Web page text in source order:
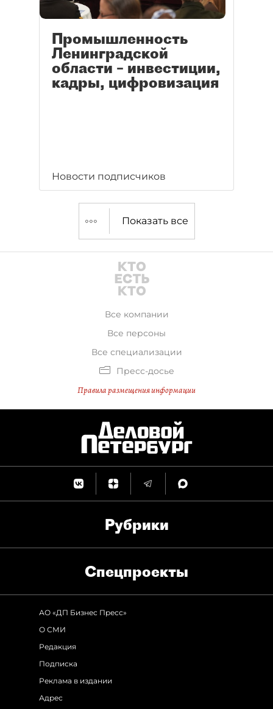
Промышленность
Ленинградской
области – инвестиции,
кадры, цифровизация
Новости подписчиков
Показать все
Все компании
Все персоны
Все специализации
Пресс-досье
Правила размещения информации
Рубрики
Спец­проекты
АО «ДП Бизнес Пресс»
О СМИ
Редакция
Подписка
Реклама в издании
Адрес